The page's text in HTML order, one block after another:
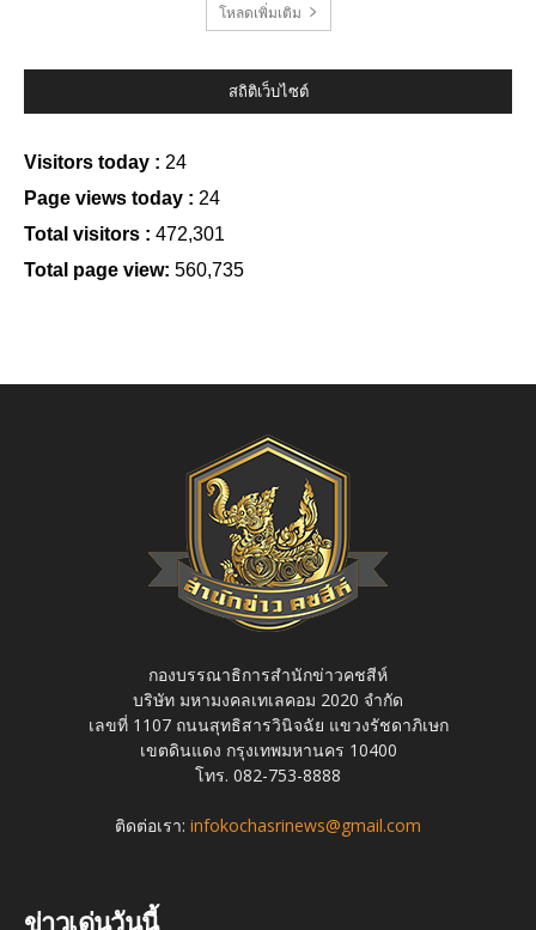
โหลดเพิ่มเติม
สถิติเว็บไซต์
Visitors today : 24
Page views today : 24
Total visitors : 472,301
Total page view: 560,735
กองบรรณาธิการสำนักข่าวคชสีห์
บริษัท มหามงคลเทเลคอม 2020 จำกัด
เลขที่ 1107 ถนนสุทธิสารวินิจฉัย แขวงรัชดาภิเษก
เขตดินแดง กรุงเทพมหานคร 10400
โทร. 082-753-8888
ติดต่อเรา: infokochasrinews@gmail.com
ข่าวเด่นวันนี้